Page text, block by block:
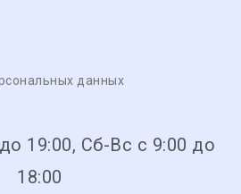
данных
19:00, Сб-Вс с 9:00 до
18:00